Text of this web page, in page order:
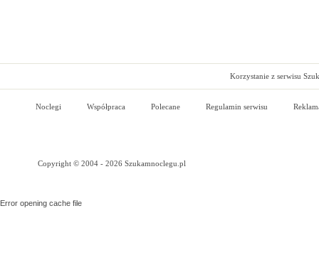
Korzystanie z serwisu
Noclegi Współpraca Polecane Regulamin serwisu
Copyright © 2004 - 2026 Szukamnoclegu.pl
Error opening cache file